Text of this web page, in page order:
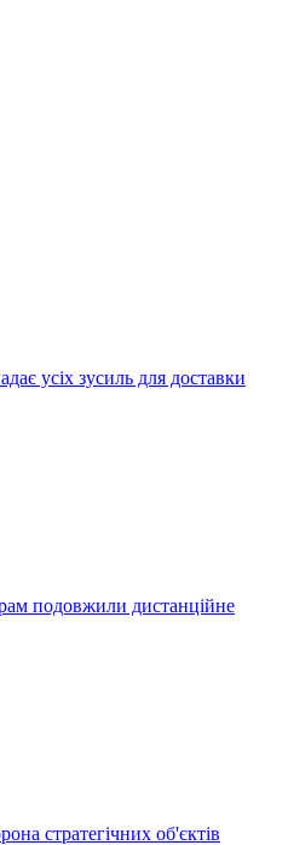
усіх зусиль для доставки
подовжили дистанційне
стратегічних об'єктів